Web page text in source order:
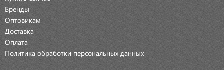
Бренды
Оптовикам
Доставка
Оплата
Политика обработки персональных данных